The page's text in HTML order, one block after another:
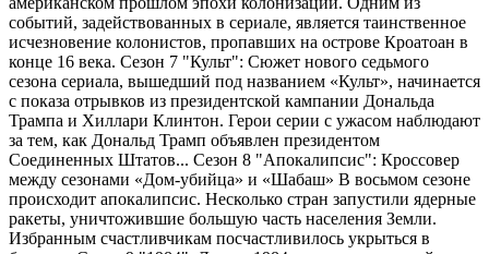
событий, задействованных в сериале, является таинственное
исчезновение колонистов, пропавших на острове Кроатоан в
конце 16 века. Сезон 7 "Культ": Сюжет нового седьмого
сезона сериала, вышедший под названием «Культ», начинается
с показа отрывков из президентской кампании Дональда
Трампа и Хиллари Клинтон. Герои серии с ужасом наблюдают
за тем, как Дональд Трамп объявлен президентом
Соединенных Штатов... Сезон 8 "Апокалипсис": Кроссовер
между сезонами «Дом-убийца» и «Шабаш» В восьмом сезоне
происходит апокалипсис. Несколько стран запустили ядерные
ракеты, уничтожившие большую часть населения Земли.
Избранным счастливчикам посчастливилось укрыться в